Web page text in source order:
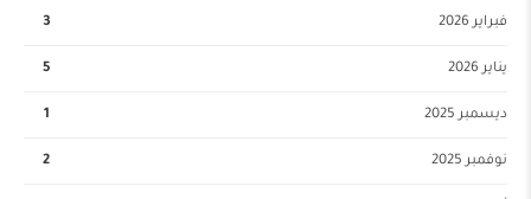
فبراير 2026 3
يناير 2026 5
ديسمبر 2025 1
نوفمبر 2025 2